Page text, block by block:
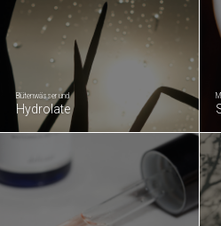
Blütenwässer und
Hydrolate